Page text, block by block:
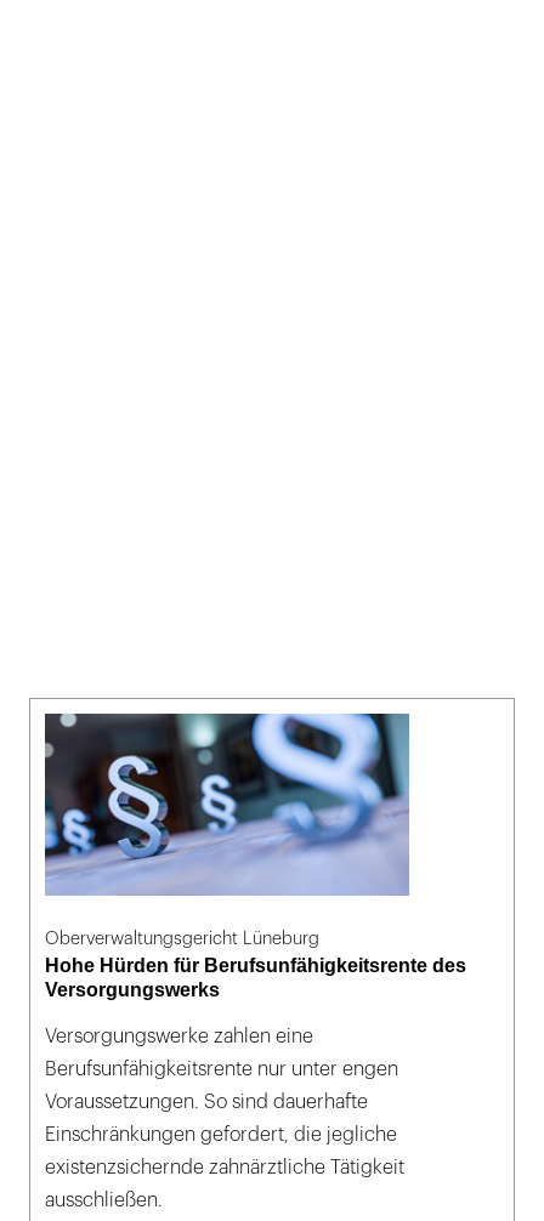
Oberverwaltungsgericht Lüneburg
Hohe Hürden für Berufsunfähigkeitsrente des
Versorgungswerks
Versorgungswerke zahlen eine
Berufsunfähigkeitsrente nur unter engen
Voraussetzungen. So sind dauerhafte
Einschränkungen gefordert, die jegliche
existenzsichernde zahnärztliche Tätigkeit
ausschließen.